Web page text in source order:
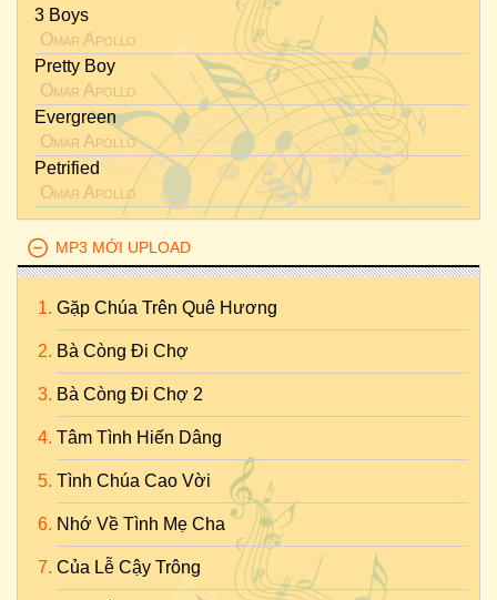
3 Boys
Omar Apollo
Pretty Boy
Omar Apollo
Evergreen
Omar Apollo
Petrified
Omar Apollo
MP3 MỚI UPLOAD
Gặp Chúa Trên Quê Hương
Bà Còng Đi Chợ
Bà Còng Đi Chợ 2
Tâm Tình Hiến Dâng
Tình Chúa Cao Vời
Nhớ Về Tình Mẹ Cha
Của Lễ Cậy Trông